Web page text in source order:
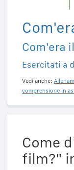
Com'era
Esercitati a
Vedi anche:
comprensione in
Come
film?"